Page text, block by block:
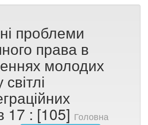
проблеми
права в
молодих
17 : [105] Головна